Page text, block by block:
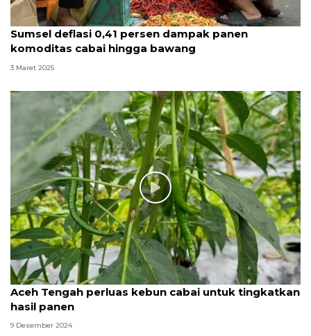
Sumsel deflasi 0,41 persen dampak panen
komoditas cabai hingga bawang
3 Maret 2025
Aceh Tengah perluas kebun cabai untuk tingkatkan
hasil panen
9 Desember 2024